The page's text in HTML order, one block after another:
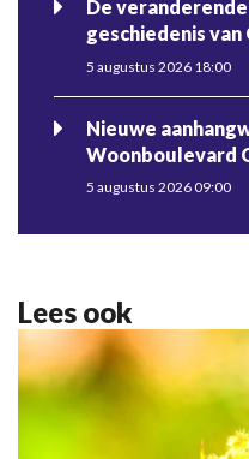
De veranderende
geschiedenis van
5 augustus 2026 18:00
Nieuwe
Woonboulevard
5 augustus 2026 09:00
Lees ook